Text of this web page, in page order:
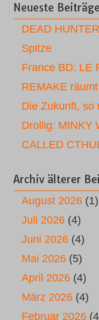
Neueste Beiträge
DEAD
Spitze
France BD: LE
REMAKE
Die Zukunft, so
Drollig: MINKY
CALLED
Archiv älterer
August 2026 (1)
Juli 2026 (4)
Juni 2026 (4)
Mai 2026 (5)
April 2026 (4)
März 2026 (4)
Februar 2026